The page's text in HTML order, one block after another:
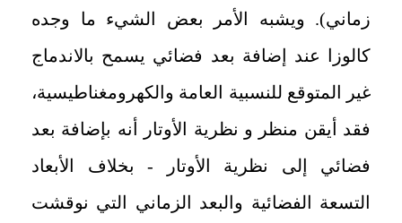
زماني). ويشبه الأمر بعض الشيء ما وجده
كالوزا عند إضافة بعد فضائي يسمح بالاندماج
غير المتوقع للنسبية العامة والكهرومغناطيسية،
فقد أيقن منظر و نظرية الأوتار أنه بإضافة بعد
فضائي إلى نظرية الأوتار - بخلاف الأبعاد
التسعة الفضائية والبعد الزماني التي نوقشت